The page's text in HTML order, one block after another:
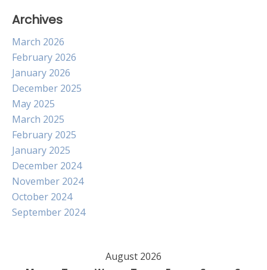
Archives
March 2026
February 2026
January 2026
December 2025
May 2025
March 2025
February 2025
January 2025
December 2024
November 2024
October 2024
September 2024
August 2026